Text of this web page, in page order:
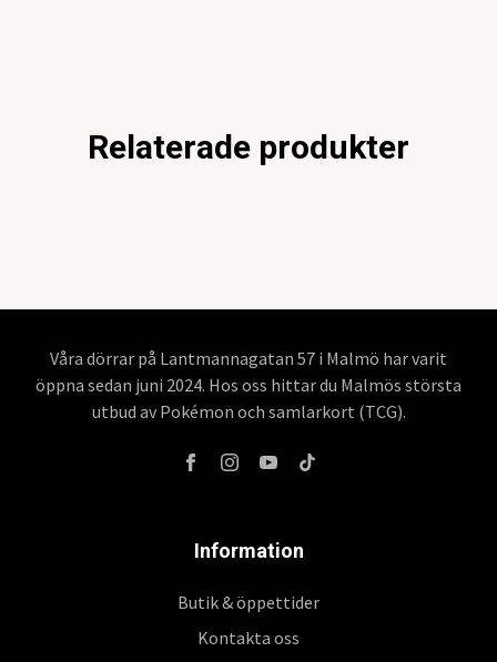
Relaterade produkter
Våra dörrar på Lantmannagatan 57 i Malmö har varit
öppna sedan juni 2024. Hos oss hittar du Malmös största
utbud av Pokémon och samlarkort (TCG).
Information
Butik & öppettider
Kontakta oss